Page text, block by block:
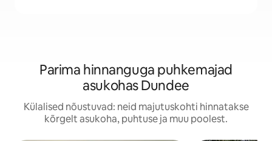
Parima hinnanguga puhkemajad
asukohas Dundee
Külalised nõustuvad: neid majutuskohti hinnatakse
kõrgelt asukoha, puhtuse ja muu poolest.